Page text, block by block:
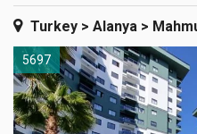
Turkey > Alanya >
5697